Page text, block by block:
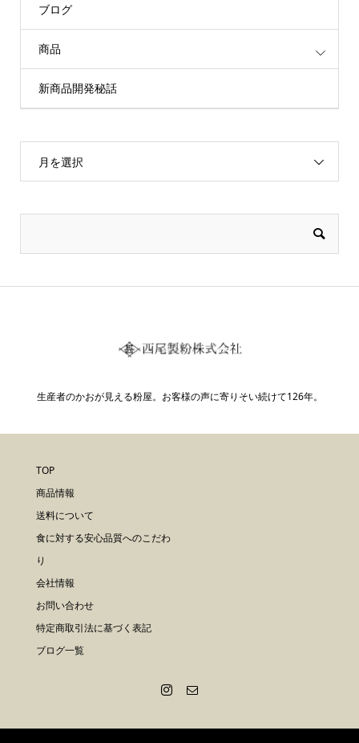
ブログ
商品
新商品開発秘話
月を選択
生産者のかおが見える粉屋。お客様の声に寄りそい続けて126年。
TOP
商品情報
送料について
食に対する安心品質へのこだわ
り
会社情報
お問い合わせ
特定商取引法に基づく表記
ブログ一覧